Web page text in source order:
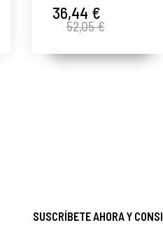
200ml - Sun
Defense - Bruno
36,44 €
52,05 €
SUSCRÍBETE AHORA Y